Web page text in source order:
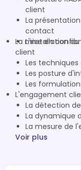
client
La
contact
L'installation
La mise en
client
Les
Les posture
Les
L'engagement
La détection
La dynamique
La mesure de
Voir plus